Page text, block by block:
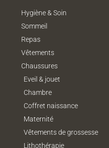
Hygiène & Soin
Sommeil
Repas
Vêtements
Chaussures
Eveil & jouet
Chambre
Coffret naissance
Maternité
Vêtements de grossesse
Lithothérapie